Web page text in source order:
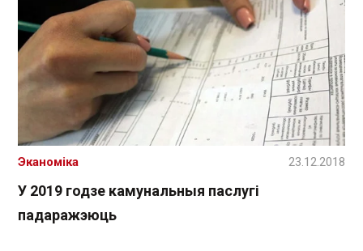
У 2019 годзе камунальныя паслугі
падаражэюць
Эканоміка 23.12.2018